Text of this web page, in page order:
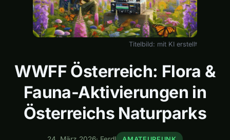
Titelbild: mit KI erstellt
WWFF Österreich: Flora &
Fauna-Aktivierungen in
Österreichs Naturparks